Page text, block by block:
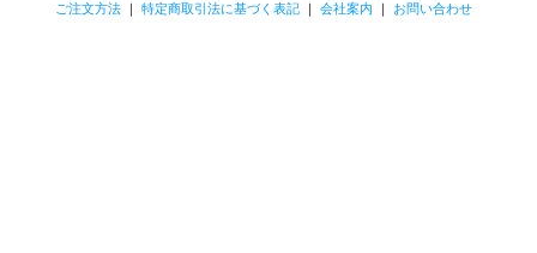
ご注文方法｜ 特定商取引法に基づく表記｜ 会社案内 お問い合わせ